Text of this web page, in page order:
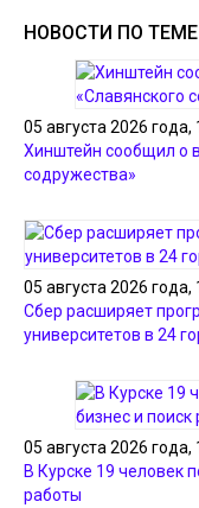
НОВОСТИ ПО ТЕМЕ
05 августа 2026 года,
Хинштейн сообщил о
содружества»
05 августа 2026 года,
Сбер расширяет
университетов в 24
05 августа 2026 года,
В Курске 19 человек
работы